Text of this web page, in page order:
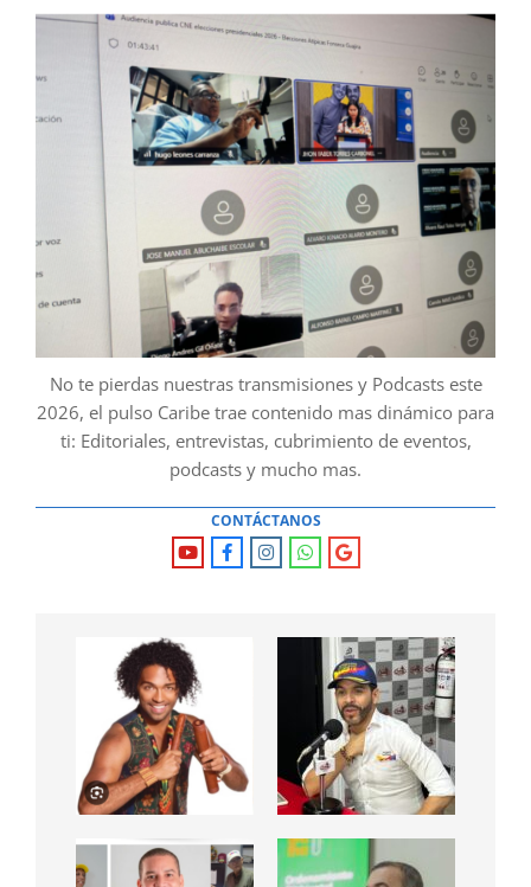
No te pierdas nuestras transmisiones y Podcasts este
2026, el pulso Caribe trae contenido mas dinámico para
ti: Editoriales, entrevistas, cubrimiento de eventos,
podcasts y mucho mas.
CONTÁCTANOS